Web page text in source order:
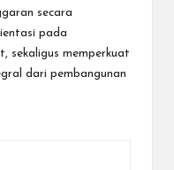
secara
pada
sekaligus memperkuat
dari pembangunan